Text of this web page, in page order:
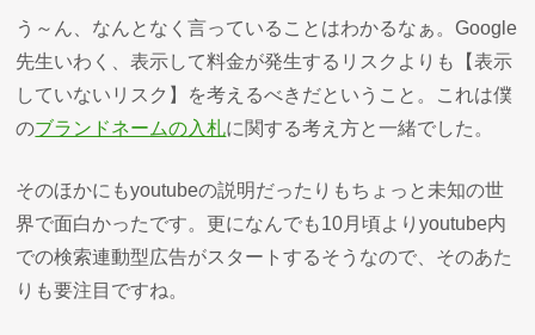
う～ん、なんとなく言っていることはわかるなぁ。Google
先生いわく、表示して料金が発生するリスクよりも【表示
していないリスク】を考えるべきだということ。これは僕
のブランドネームの入札に関する考え方と一緒でした。
そのほかにもyoutubeの説明だったりもちょっと未知の世
界で面白かったです。更になんでも10月頃よりyoutube内
での検索連動型広告がスタートするそうなので、そのあた
りも要注目ですね。